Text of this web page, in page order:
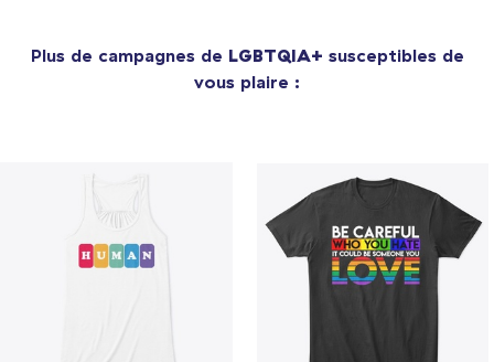
Plus de campagnes de LGBTQIA+ susceptibles de
vous plaire :